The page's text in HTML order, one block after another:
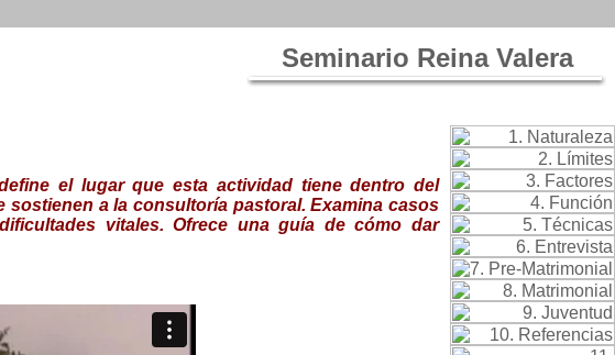
Seminario Reina Valera
e el lugar que esta actividad tiene dentro del
sostienen a la consultoría pastoral.Examina casos
vitales. Ofrece unaguía de cómo dar